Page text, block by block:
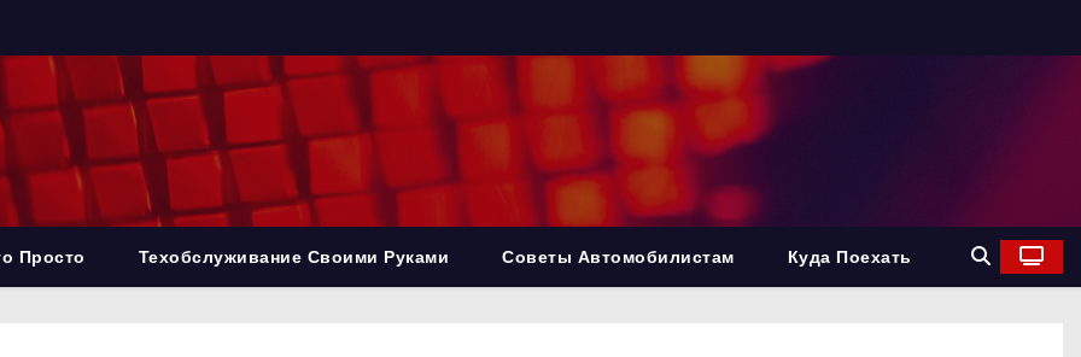
Просто Техобслуживание Своими Руками Советы Автомобилистам Куда Поехать